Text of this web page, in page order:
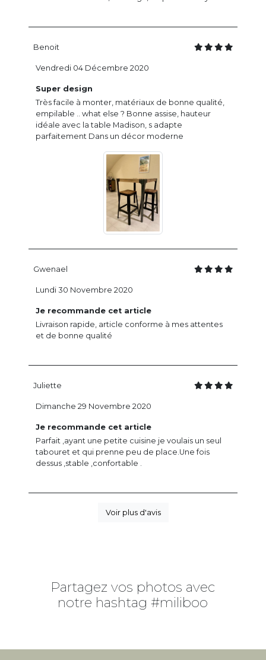
Benoit
Super design
Très facile à monter, matériaux de bonne qualité,
empilable .. what else ? Bonne assise, hauteur
idéale avec la table Madison, s adapte
parfaitement Dans un décor moderne
Vendredi 04 Décembre 2020
Gwenael
Je recommande cet article
Livraison rapide, article conforme à mes attentes
et de bonne qualité
Lundi 30 Novembre 2020
Juliette
Je recommande cet article
Parfait ,ayant une petite cuisine je voulais un seul
tabouret et qui prenne peu de place.Une fois
dessus ,stable ,confortable .
Dimanche 29 Novembre 2020
Voir plus d'avis
Partagez vos photos avec
notre hashtag #miliboo